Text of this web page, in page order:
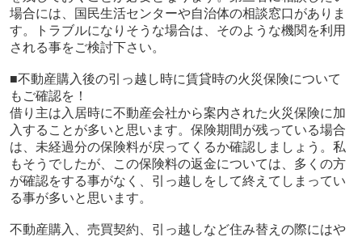
場合には、国民生活センターや自治体の相談窓口がありま
す。トラブルになりそうな場合は、そのような機関を利用
される事をご検討下さい。
■不動産購入後の引っ越し時に賃貸時の火災保険について
もご確認を！
借り主は入居時に不動産会社から案内された火災保険に加
入することが多いと思います。保険期間が残っている場合
は、未経過分の保険料が戻ってくるか確認しましょう。私
もそうでしたが、この保険料の返金については、多くの方
が確認をする事がなく、引っ越しをして終えてしまってい
る事が多いと思います。
不動産購入、売買契約、引っ越しなど住み替えの際にはや